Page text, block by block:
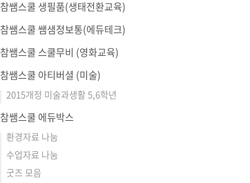
참쌤스쿨 생필품(생태전환교육)
참쌤스쿨 쌤샘정보통(에듀테크)
참쌤스쿨 스쿨무비 (영화교육)
참쌤스쿨 아티버셜 (미술)
2015개정 미술과생활 5,6학년
참쌤스쿨 에듀박스
환경자료 나눔
수업자료 나눔
굿즈 모음